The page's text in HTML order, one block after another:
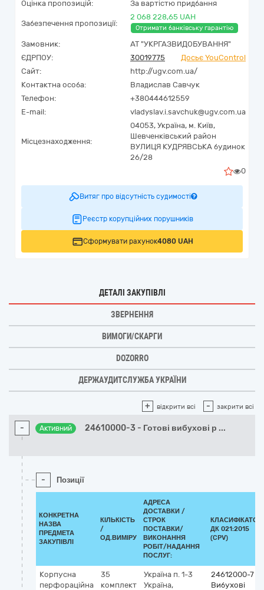
Оцінка пропозицій:
За вартістю придбання
Забезпечення пропозиції:
2 068 228,65 UAH
Отримати банківську гарантію
Замовник:
АТ "УКРГАЗВИДОБУВАННЯ"
ЄДРПОУ:
30019775
Досьє YouControl
Сайт:
http://ugv.com.ua/
Контактна особа:
Владислав Савчук
Телефон:
+380444612559
E-mail:
vladyslav.i.savchuk@ugv.com.ua
Місцезнаходження:
04053, Україна, м. Київ,
Шевченківський район
ВУЛИЦЯ КУДРЯВСЬКА будинок
26/28
0
Витяг про відсутність судимості
Реєстр корупційних порушників
Сформувати рахунок4080 UAH
ДЕТАЛІ ЗАКУПІВЛІ
ЗВЕРНЕННЯ
ВИМОГИ/СКАРГИ
DOZORRO
ДЕРЖАУДИТСЛУЖБА УКРАЇНИ
+ відкрити всі - закрити всі
- Активний 24610000-3 - Готові вибухові р ...
- Позиції
КОНКРЕТНА
НАЗВА
ПРЕДМЕТА
ЗАКУПІВЛІ
КІЛЬКІСТЬ
/
ОД.ВИМІРУ
АДРЕСА
ДОСТАВКИ /
СТРОК
ПОСТАВКИ/
ВИКОНАННЯ
РОБІТ/НАДАННЯ
ПОСЛУГ:
КЛАСИФІКАТОР
ДК 021:2015
(CPV)
Корпусна
перфораційна
35
комплект
Україна п. 1-3
Україна,
24612000-7
Вибухові